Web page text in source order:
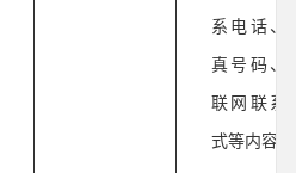
系电话、
真号码、
联网联系
式等内容。